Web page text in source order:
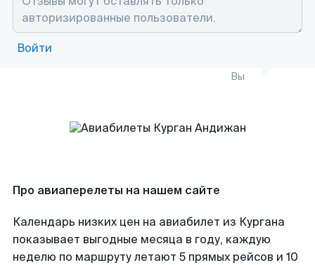
Войти
Вы
Про авиаперелеты на нашем сайте
Календарь низких цен на авиабилет из Кургана
показывает выгодные месяца в году, каждую
неделю по маршруту летают 5 прямых рейсов и 10